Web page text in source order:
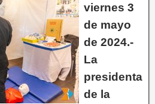
viernes 3
de mayo
de 2024.-
La
presidenta
de la